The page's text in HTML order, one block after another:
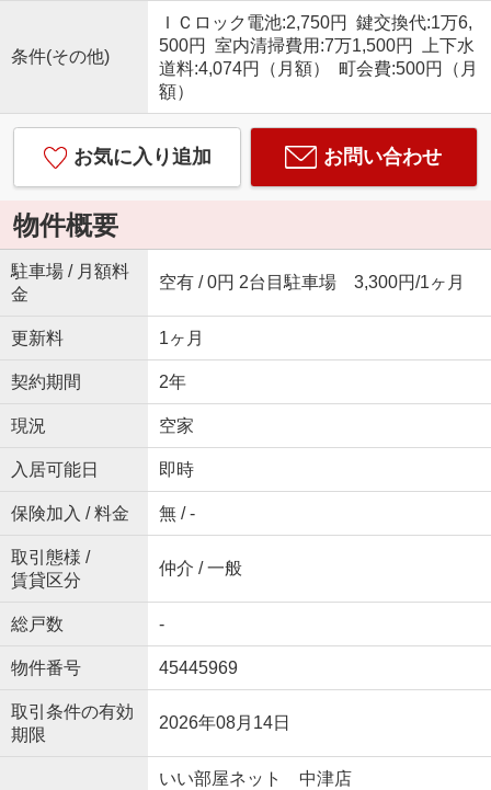
条件(その他)
ＩＣロック電池:2,750円 鍵交換代:1万6,
500円 室内清掃費用:7万1,500円 上下水
道料:4,074円（月額） 町会費:500円（月
額）
お気に入り追加 お問い合わせ
物件概要
駐車場 / 月額料
金
空有 / 0円 2台目駐車場 3,300円/1ヶ月
更新料 1ヶ月
契約期間 2年
現況 空家
入居可能日 即時
保険加入 / 料金 無 / -
取引態様 /
賃貸区分
仲介 / 一般
総戸数 -
物件番号 45445969
取引条件の有効
期限
2026年08月14日
いい部屋ネット 中津店